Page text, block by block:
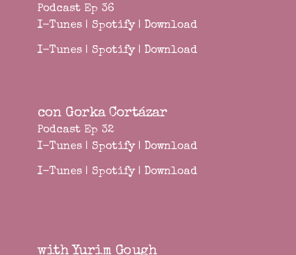
Podcast Ep 36
I-Tunes | Spotify| Download
I-Tunes | Spotify| Download
con Gorka Cortázar
Podcast Ep 32
I-Tunes | Spotify| Download
I-Tunes | Spotify| Download
with Yurim Gough